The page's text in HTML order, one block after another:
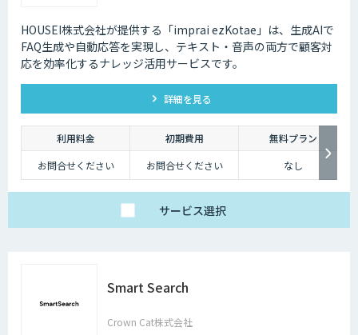
HOUSEI株式会社が提供する「imprai ezKotae」は、生成AIで
FAQ生成や自動応答を実現し、テキスト・音声の両方で顧客対
応を効率化するナレッジ活用サービスです。
詳細を見る
利用料金 初期費用
無料プラン
お問合せください
お問合せください なし
サービス選択
Smart Search
Crown Cat株式会社